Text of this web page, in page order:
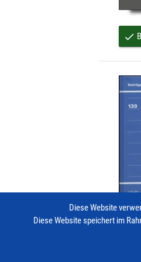
done
done
Diese Website
Diese Website speichert im